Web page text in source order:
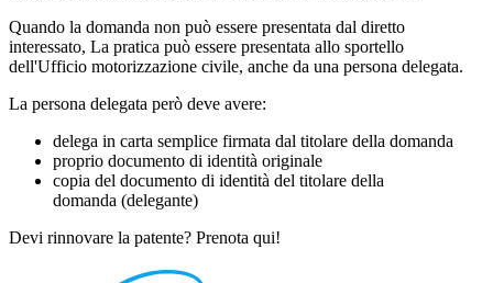
Quando la domanda non può essere presentata dal diretto
interessato, La pratica può essere presentata allo sportello
dell'Ufficio motorizzazione civile, anche da una persona delegata.
La persona delegata però deve avere:
delega in carta semplice firmata dal titolare della domanda
proprio documento di identità originale
copia del documento di identità del titolare della
domanda (delegante)
Devi rinnovare la patente? Prenota qui!